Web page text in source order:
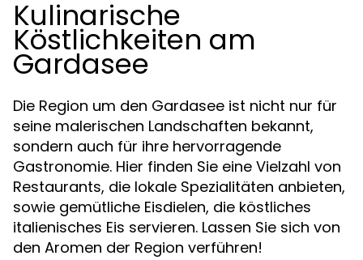
Kulinarische
Köstlichkeiten am
Gardasee
Die Region um den Gardasee ist nicht nur für
seine malerischen Landschaften bekannt,
sondern auch für ihre hervorragende
Gastronomie. Hier finden Sie eine Vielzahl von
Restaurants, die lokale Spezialitäten anbieten,
sowie gemütliche Eisdielen, die köstliches
italienisches Eis servieren. Lassen Sie sich von
den Aromen der Region verführen!